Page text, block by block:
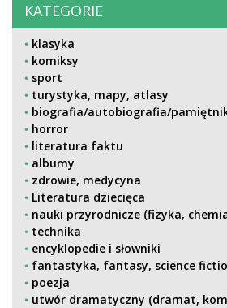
KATEGORIE
klasyka
komiksy
sport
turystyka, mapy, atlasy
biografia/autobiografia/
horror
literatura faktu
albumy
zdrowie, medycyna
Literatura dziecięca
nauki przyrodnicze (fizyka,
technika
encyklopedie i słowniki
fantastyka, fantasy, science
poezja
utwór dramatyczny (dramat,